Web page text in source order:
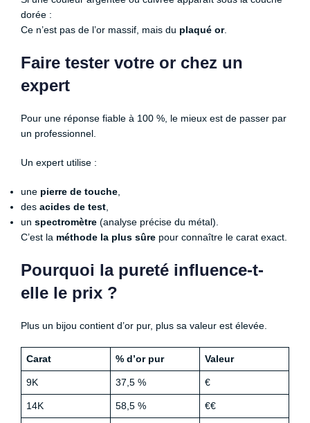
dorée :
Ce n’est pas de l’or massif, mais du plaqué or.
Faire tester votre or chez un
expert
Pour une réponse fiable à 100 %, le mieux est de passer par
un professionnel.
Un expert utilise :
une pierre de touche
des acides de test
un spectromètre (analyse précise du métal).
C’est la méthode la plus sûre pour connaître le carat exact.
Pourquoi la pureté influence-t-
elle le prix ?
Plus un bijou contient d’or pur, plus sa valeur est élevée.
Carat % d’or pur Valeur
9K 37,5 % €
14K 58,5 % €€